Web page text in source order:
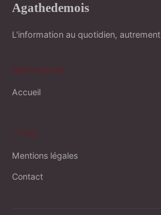
Agathedemois
L'information au quotidien, autrement
NAVIGATION
Accueil
LÉGAL
Mentions légales
Contact